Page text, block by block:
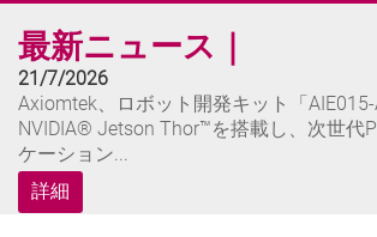
最新ニュース
詳細
21/7/2026
Axiomtek、ロボット開発キット「AIE015-
NVIDIA® Jetson Thor™を搭載し、次世代
ケーション...
詳細